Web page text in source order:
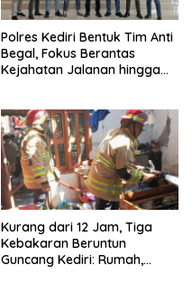
Polres Kediri Bentuk Tim Anti
Begal, Fokus Berantas
Kejahatan Jalanan hingga
Kurang dari 12 Jam, Tiga
Kebakaran Beruntun
Guncang Kediri: Rumah,